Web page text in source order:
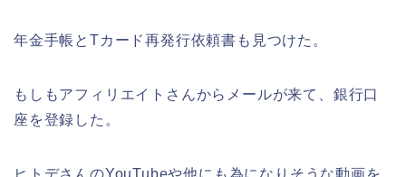
年金手帳とTカード再発行依頼書も見つけた。
もしもアフィリエイトさんからメールが来て、銀行口
座を登録した。
ヒトデさんのYouTubeや他にも為になりそうな動画を